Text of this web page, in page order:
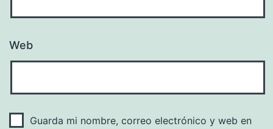
Web
Guarda mi nombre, correo electrónico y web en